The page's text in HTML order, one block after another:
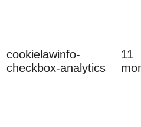
cookielawinfo-
checkbox-analytics
11